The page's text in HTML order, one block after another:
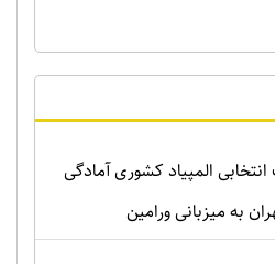
المپیاد کشوری آمادگی
به میزبانی ورامین